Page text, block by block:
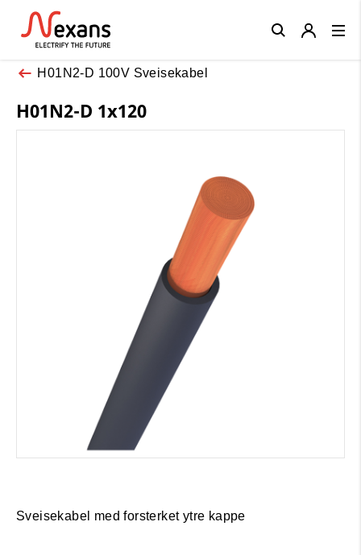
H01N2-D 100V Sveisekabel
H01N2-D 1x120
Sveisekabel med forsterket ytre kappe
Close